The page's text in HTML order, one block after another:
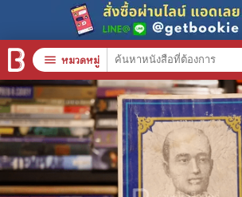
menu หมวดหมู่
หมวดหมู่สิน
หนังสือทั้งหมด